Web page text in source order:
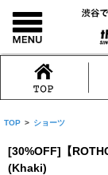
TOP > ショーツ
[30%OFF]【
(Khaki)